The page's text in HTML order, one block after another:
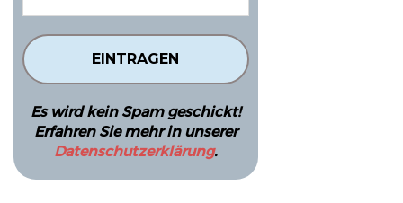
Es wird kein Spam geschickt!
Erfahren Sie mehr in unserer
Datenschutzerklärung.